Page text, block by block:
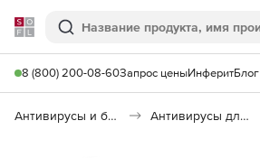
Softline
Поиск
8 (800) 200-08-60Запрос ценыИнферитБлог
Антивирусы и безопасность Антивирусы для организаций